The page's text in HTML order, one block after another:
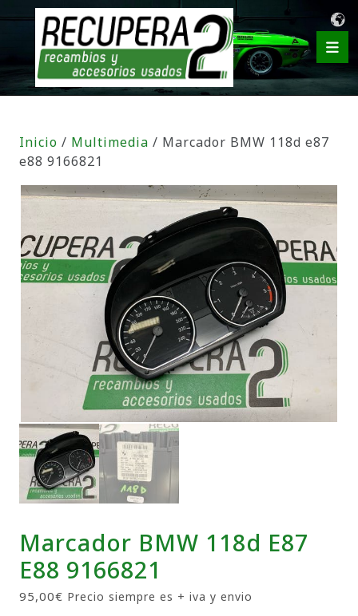
Inicio / Multimedia / Marcador BMW 118d e87
e88 9166821
Marcador BMW 118d E87
E88 9166821
95,00€ Precio siempre es + iva y envio